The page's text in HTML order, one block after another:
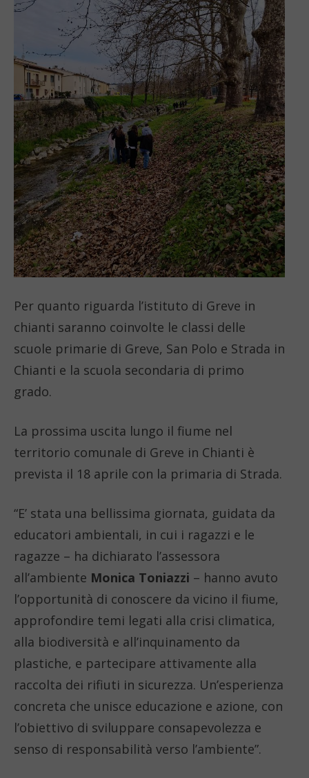
Per quanto riguarda l’istituto di Greve in
chianti saranno coinvolte le classi delle
scuole primarie di Greve, San Polo e Strada in
Chianti e la scuola secondaria di primo
grado.
La prossima uscita lungo il fiume nel
territorio comunale di Greve in Chianti è
prevista il 18 aprile con la primaria di Strada.
“E’ stata una bellissima giornata, guidata da
educatori ambientali, in cui i ragazzi e le
ragazze – ha dichiarato l’assessora
all’ambiente Monica Toniazzi – hanno avuto
l’opportunità di conoscere da vicino il fiume,
approfondire temi legati alla crisi climatica,
alla biodiversità e all’inquinamento da
plastiche, e partecipare attivamente alla
raccolta dei rifiuti in sicurezza. Un’esperienza
concreta che unisce educazione e azione, con
l’obiettivo di sviluppare consapevolezza e
senso di responsabilità verso l’ambiente”.